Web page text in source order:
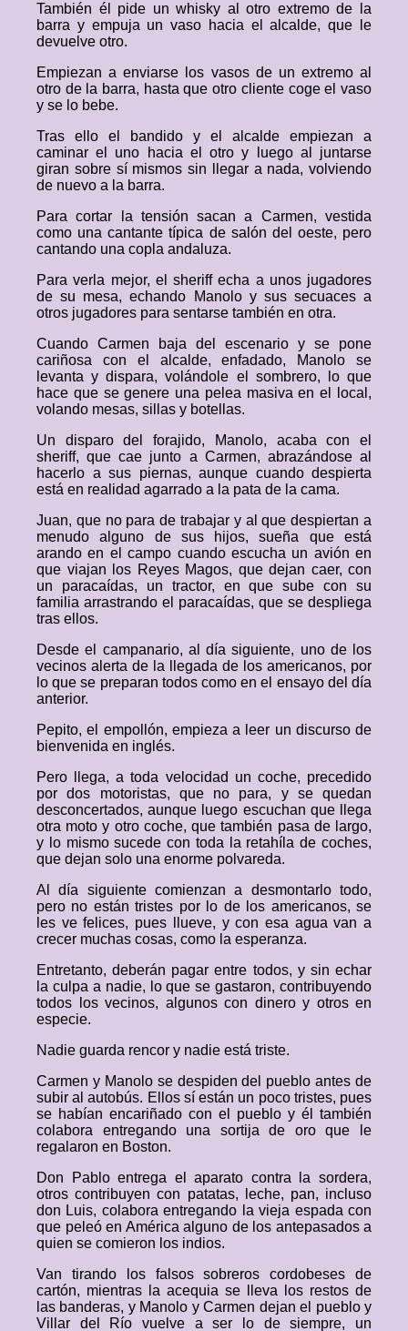
También él pide un whisky al otro extremo de la
barra y empuja un vaso hacia el alcalde, que le
devuelve otro.
Empiezan a enviarse los vasos de un extremo al
otro de la barra, hasta que otro cliente coge el vaso
y se lo bebe.
Tras ello el bandido y el alcalde empiezan a
caminar el uno hacia el otro y luego al juntarse
giran sobre sí mismos sin llegar a nada, volviendo
de nuevo a la barra.
Para cortar la tensión sacan a Carmen, vestida
como una cantante típica de salón del oeste, pero
cantando una copla andaluza.
Para verla mejor, el sheriff echa a unos jugadores
de su mesa, echando Manolo y sus secuaces a
otros jugadores para sentarse también en otra.
Cuando Carmen baja del escenario y se pone
cariñosa con el alcalde, enfadado, Manolo se
levanta y dispara, volándole el sombrero, lo que
hace que se genere una pelea masiva en el local,
volando mesas, sillas y botellas.
Un disparo del forajido, Manolo, acaba con el
sheriff, que cae junto a Carmen, abrazándose al
hacerlo a sus piernas, aunque cuando despierta
está en realidad agarrado a la pata de la cama.
Juan, que no para de trabajar y al que despiertan a
menudo alguno de sus hijos, sueña que está
arando en el campo cuando escucha un avión en
que viajan los Reyes Magos, que dejan caer, con
un paracaídas, un tractor, en que sube con su
familia arrastrando el paracaídas, que se despliega
tras ellos.
Desde el campanario, al día siguiente, uno de los
vecinos alerta de la llegada de los americanos, por
lo que se preparan todos como en el ensayo del día
anterior.
Pepito, el empollón, empieza a leer un discurso de
bienvenida en inglés.
Pero llega, a toda velocidad un coche, precedido
por dos motoristas, que no para, y se quedan
desconcertados, aunque luego escuchan que llega
otra moto y otro coche, que también pasa de largo,
y lo mismo sucede con toda la retahíla de coches,
que dejan solo una enorme polvareda.
Al día siguiente comienzan a desmontarlo todo,
pero no están tristes por lo de los americanos, se
les ve felices, pues llueve, y con esa agua van a
crecer muchas cosas, como la esperanza.
Entretanto, deberán pagar entre todos, y sin echar
la culpa a nadie, lo que se gastaron, contribuyendo
todos los vecinos, algunos con dinero y otros en
especie.
Nadie guarda rencor y nadie está triste.
Carmen y Manolo se despiden del pueblo antes de
subir al autobús. Ellos sí están un poco tristes, pues
se habían encariñado con el pueblo y él también
colabora entregando una sortija de oro que le
regalaron en Boston.
Don Pablo entrega el aparato contra la sordera,
otros contribuyen con patatas, leche, pan, incluso
don Luis, colabora entregando la vieja espada con
que peleó en América alguno de los antepasados a
quien se comieron los indios.
Van tirando los falsos sobreros cordobeses de
cartón, mientras la acequia se lleva los restos de
las banderas, y Manolo y Carmen dejan el pueblo y
Villar del Río vuelve a ser lo de siempre, un